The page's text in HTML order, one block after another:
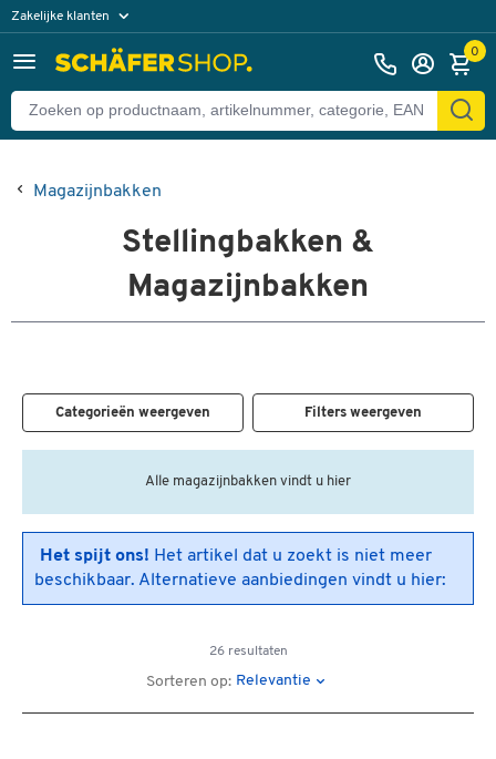
Zakelijke klanten
Particuliere klanten 0
Magazijnbakken
Stellingbakken &
Magazijnbakken
Categorieën weergeven Filters weergeven
Alle magazijnbakken vindt u hier
Het spijt ons! Het artikel dat u zoekt is niet meer
beschikbaar. Alternatieve aanbiedingen vindt u hier:
26 resultaten
Sorteren op: Relevantie